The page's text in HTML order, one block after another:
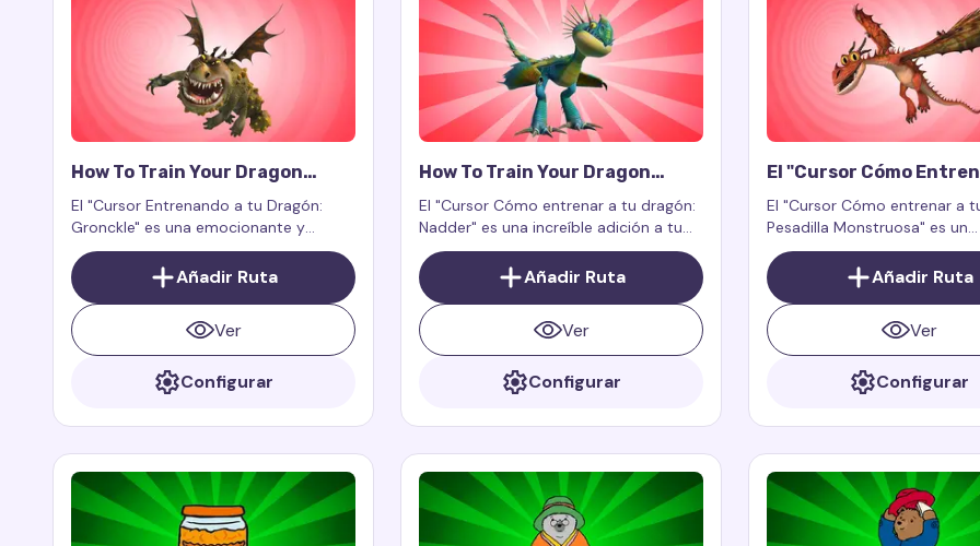
How To Train Your Dragon
Gronckle Cursor Trail
El "Cursor Entrenando a tu Dragón:
Gronckle" es una emocionante y
encantadora adición a tu experiencia
digital. Es un complemento para la
extensión del navegador Custom
Cursor Trail o Cursor Trails for Chrome,
diseñado para funcionar
exclusivamente en páginas web.
Añadir Ruta
Ver
Configurar
How To Train Your Dragon
Nadder Cursor Trail
El "Cursor Cómo entrenar a tu dragón:
Nadder" es una increíble adición a tu
experiencia digital, llevando la
grandeza y la magia del mundo de los
dragones a tu pantalla.
Añadir Ruta
Ver
Configurar
El "Cursor Cómo
Dragón: Pesadilla
El "Cursor Cómo entrenar a
Pesadilla Monstruosa" es un
complemento para la
navegador Custom Cursor
Cursor Trails for Chrome,
para funcionar
páginas web.
Añadir Ruta
Ver
Configurar